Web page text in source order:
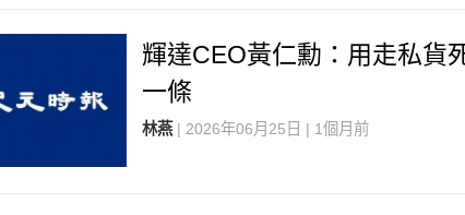
輝達CEO黃仁勳：用走私貨
一條
林燕 | 2026年06月25日 | 1個月前